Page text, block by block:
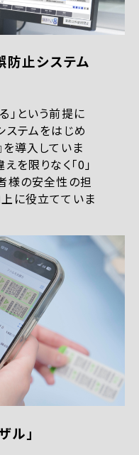
防止システム
」という前提に
ステムをはじめ
を導入していま
を限りなく「0」
様の安全性の担
に役立てていま
ル」